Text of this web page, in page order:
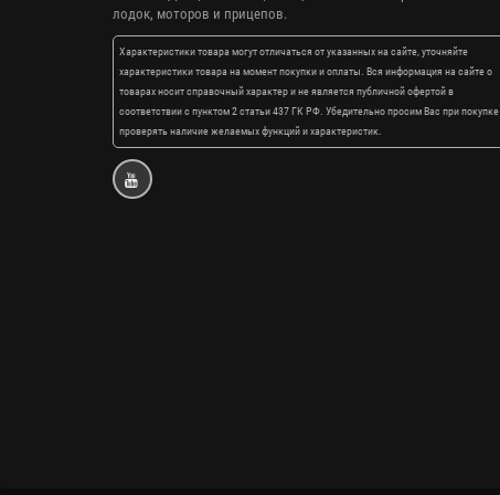
лодок, моторов и прицепов.
Характеристики товара могут отличаться от указанных на сайте, уточняйте
характеристики товара на момент покупки и оплаты. Вся информация на сайте о
товарах носит справочный характер и не является публичной офертой в
соответствии с пунктом 2 статьи 437 ГК РФ. Убедительно просим Вас при покупке
проверять наличие желаемых функций и характеристик.